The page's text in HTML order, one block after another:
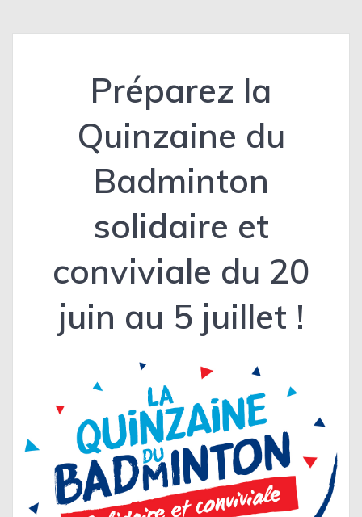
Préparez la
Quinzaine du
Badminton
solidaire et
conviviale du 20
juin au 5 juillet !